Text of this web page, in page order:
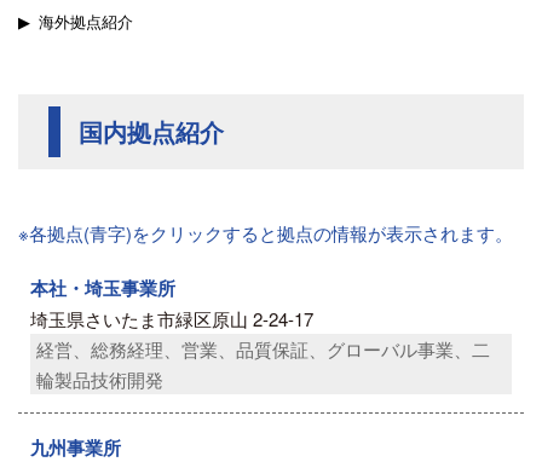
海外拠点紹介
国内拠点紹介
※各拠点(青字)をクリックすると拠点の情報が表示されます。
本社・埼玉事業所
埼玉県さいたま市緑区原山 2-24-17
経営、総務経理、営業、品質保証、グローバル事業、二
輪製品技術開発
九州事業所